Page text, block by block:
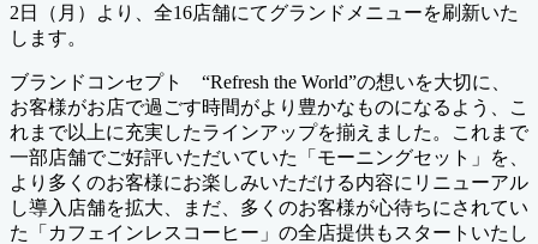
2日（月）より、全16店舗にてグランドメニューを刷新いた
します。
ブランドコンセプト “Refresh the World”の想いを大切に、
お客様がお店で過ごす時間がより豊かなものになるよう、こ
れまで以上に充実したラインアップを揃えました。これまで
一部店舗でご好評いただいていた「モーニングセット」を、
より多くのお客様にお楽しみいただける内容にリニューアル
し導入店舗を拡大、まだ、多くのお客様が心待ちにされてい
た「カフェインレスコーヒー」の全店提供もスタートいたし